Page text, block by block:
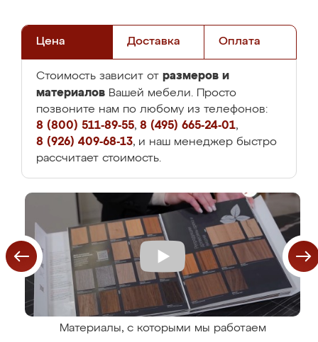
Цена Доставка Оплата
Стоимость зависит от размеров и
материалов Вашей мебели. Просто
позвоните нам по любому из телефонов:
8 (800) 511-89-55, 8 (495) 665-24-01,
8 (926) 409-68-13, и наш менеджер быстро
рассчитает стоимость.
Материалы, с которыми мы работаем